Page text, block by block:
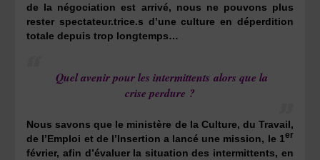
de la négociation est arrivé, nous ne pouvons plus
rester spectateur.trice.s d’une culture en déperdition
totale depuis trop longtemps…
Quel avenir pour les intermittents alors que la
crise perdure ?
Nous savons que le ministère de la Culture, du Travail,
de l’Emploi et de l’Insertion a lancé une mission, le 1er
février, afin d’évaluer la situation des intermittents, en